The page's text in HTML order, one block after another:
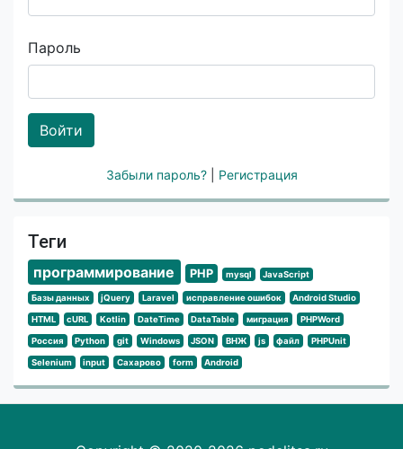
Пароль
Войти
Забыли пароль? Регистрация
Теги
программирование PHP mysql JavaScript
Базы данных jQuery Laravel исправление ошибок Android Studio
HTML cURL Kotlin DateTime DataTable миграция PHPWord
Россия Python git Windows JSON ВНЖ js файл PHPUnit
Selenium input Сахарово form Android